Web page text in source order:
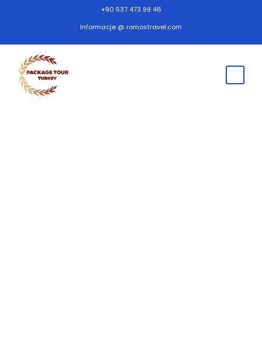
+90 537 473 99 46
Informacje @ romostravel.com